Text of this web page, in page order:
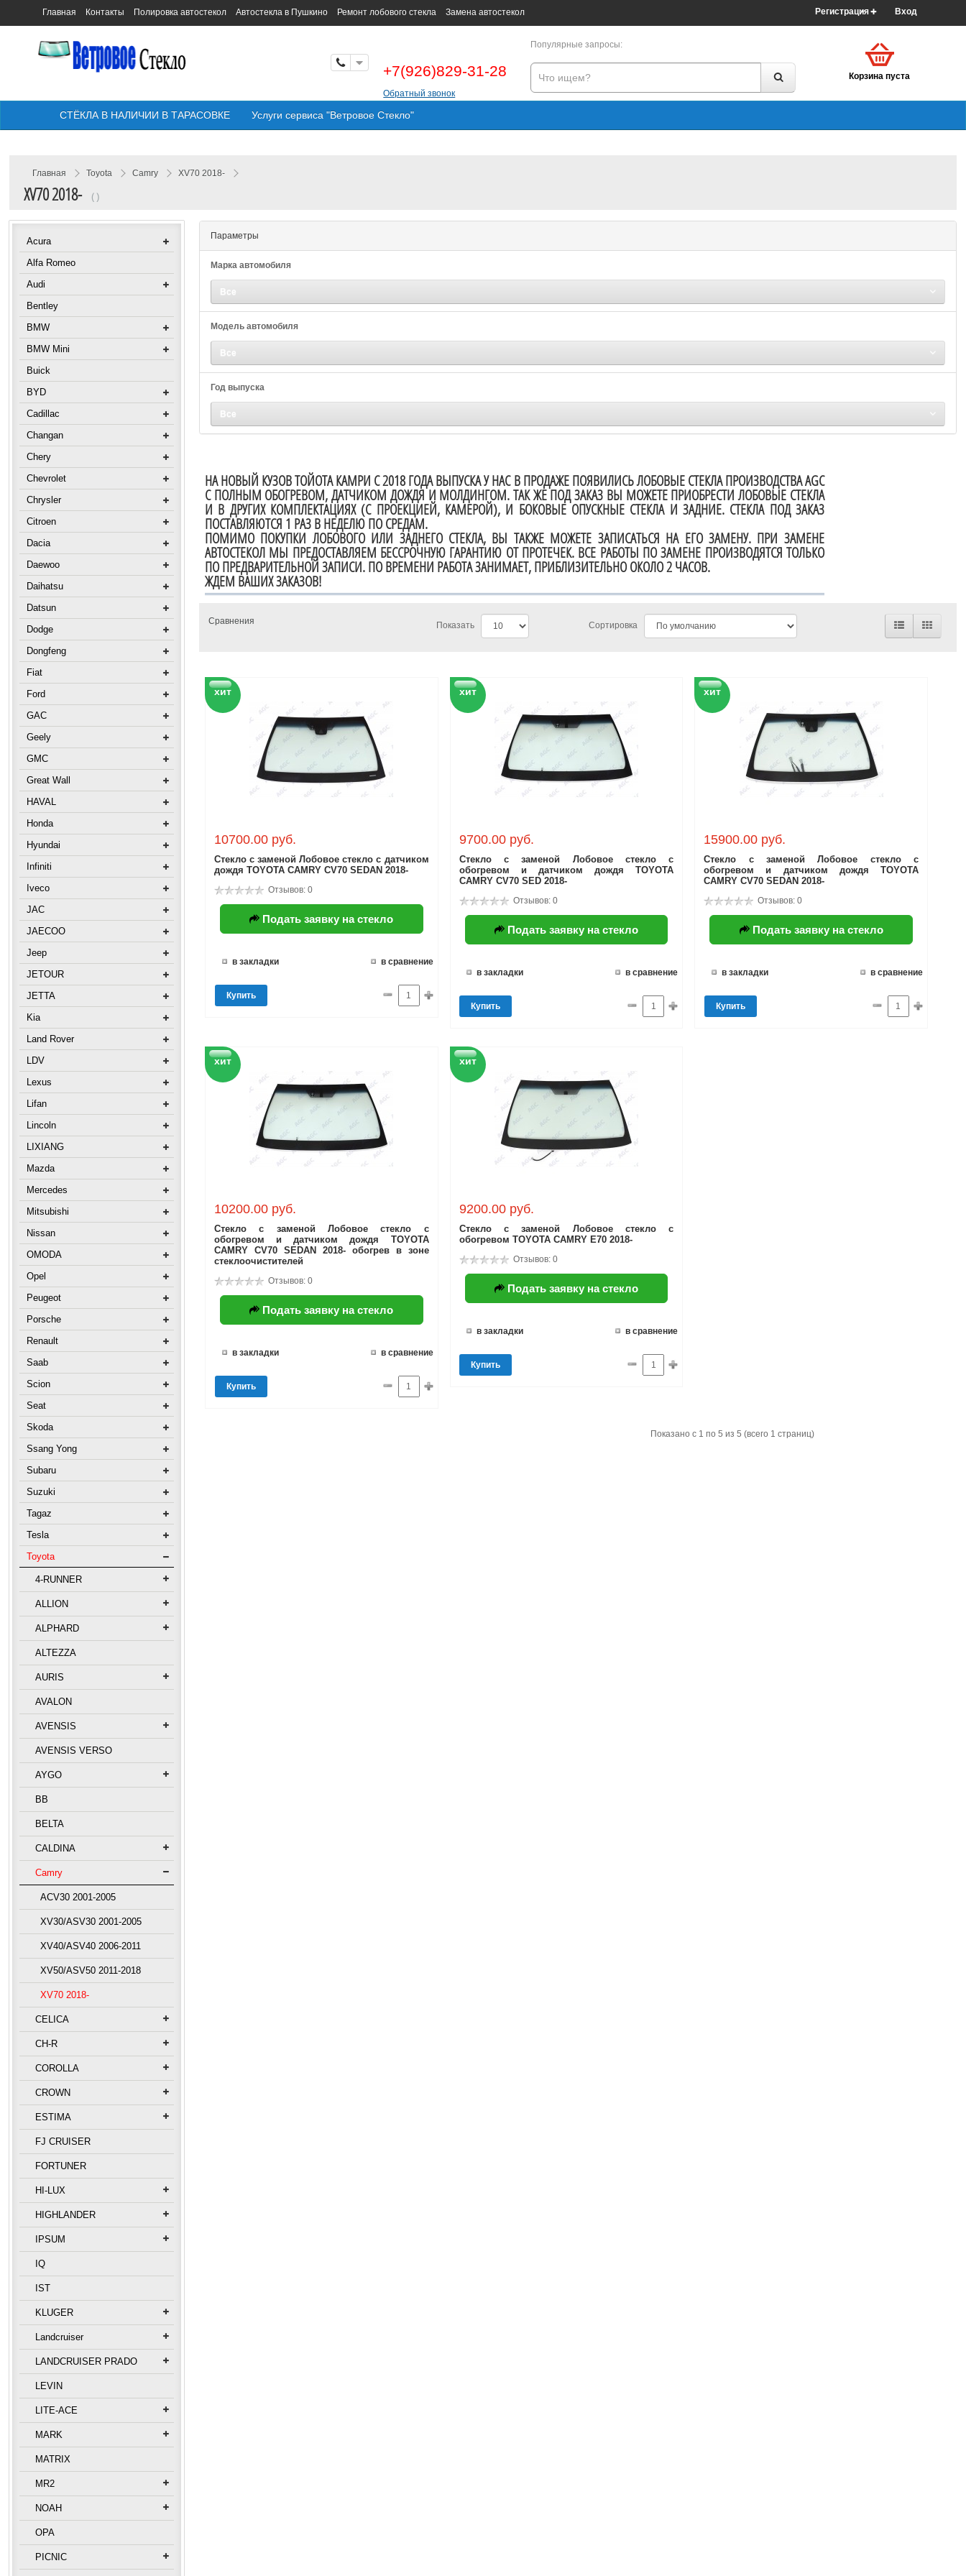
Главная Контакты Полировка автостекол Автостекла в Пушкино Ремонт лобового стекла Замена автостекол Вход
Регистрация
Корзина пуста
Популярные запросы:
+7(926)829-31-28
Обратный звонок
СТЁКЛА В НАЛИЧИИ В ТАРАСОВКЕ Услуги сервиса "Ветровое Стекло"
Главная Toyota Camry XV70 2018-
XV70 2018- ( )
Acura
Alfa Romeo
Audi
Bentley
BMW
BMW Mini
Buick
BYD
Cadillac
Changan
Chery
Chevrolet
Chrysler
Citroen
Dacia
Daewoo
Daihatsu
Datsun
Dodge
Dongfeng
Fiat
Ford
GAC
Geely
GMC
Great Wall
HAVAL
Honda
Hyundai
Infiniti
Iveco
JAC
JAECOO
Jeep
JETOUR
JETTA
Kia
Land Rover
LDV
Lexus
Lifan
Lincoln
LIXIANG
Mazda
Mercedes
Mitsubishi
Nissan
OMODA
Opel
Peugeot
Porsche
Renault
Saab
Scion
Seat
Skoda
Ssang Yong
Subaru
Suzuki
Tagaz
Tesla
Toyota
4-RUNNER
ALLION
ALPHARD
ALTEZZA
AURIS
AVALON
AVENSIS
AVENSIS VERSO
AYGO
BB
BELTA
CALDINA
Camry
ACV30 2001-2005
XV30/ASV30 2001-2005
XV40/ASV40 2006-2011
XV50/ASV50 2011-2018
XV70 2018-
CELICA
CH-R
COROLLA
CROWN
ESTIMA
FJ CRUISER
FORTUNER
HI-LUX
HIGHLANDER
IPSUM
IQ
IST
KLUGER
Landcruiser
LANDCRUISER PRADO
LEVIN
LITE-ACE
MARK
MATRIX
MR2
NOAH
OPA
PICNIC
Параметры
Марка автомобиля
Все
Модель автомобиля
Все
Год выпуска
Все
НА НОВЫЙ КУЗОВ ТОЙОТА КАМРИ С 2018 ГОДА ВЫПУСКА У НАС В ПРОДАЖЕ ПОЯВИЛИСЬ ЛОБОВЫЕ СТЕКЛА ПРОИЗВОДСТВА AGC
С ПОЛНЫМ ОБОГРЕВОМ, ДАТЧИКОМ ДОЖДЯ И МОЛДИНГОМ. ТАК ЖЕ ПОД ЗАКАЗ ВЫ МОЖЕТЕ ПРИОБРЕСТИ ЛОБОВЫЕ СТЕКЛА
И В ДРУГИХ КОМПЛЕКТАЦИЯХ (С ПРОЕКЦИЕЙ, КАМЕРОЙ), И БОКОВЫЕ ОПУСКНЫЕ СТЕКЛА И ЗАДНИЕ. СТЕКЛА ПОД ЗАКАЗ
ПОСТАВЛЯЮТСЯ 1 РАЗ В НЕДЕЛЮ ПО СРЕДАМ.
ПОМИМО ПОКУПКИ ЛОБОВОГО ИЛИ ЗАДНЕГО СТЕКЛА, ВЫ ТАКЖЕ МОЖЕТЕ ЗАПИСАТЬСЯ НА ЕГО ЗАМЕНУ. ПРИ ЗАМЕНЕ
АВТОСТЕКОЛ МЫ ПРЕДОСТАВЛЯЕМ БЕССРОЧНУЮ ГАРАНТИЮ ОТ ПРОТЕЧЕК. ВСЕ РАБОТЫ ПО ЗАМЕНЕ ПРОИЗВОДЯТСЯ ТОЛЬКО
ПО ПРЕДВАРИТЕЛЬНОЙ ЗАПИСИ. ПО ВРЕМЕНИ РАБОТА ЗАНИМАЕТ, ПРИБЛИЗИТЕЛЬНО ОКОЛО 2 ЧАСОВ.
ЖДЕМ ВАШИХ ЗАКАЗОВ!
Сравнения Сортировка
Показать
хит
10700.00 руб.
Стекло с заменой Лобовое стекло с датчиком
дождя TOYOTA CAMRY CV70 SEDAN 2018-
Отзывов: 0
Подать заявку на стекло
в закладки в сравнение
Купить
хит
9700.00 руб.
Стекло с заменой Лобовое стекло с
обогревом и датчиком дождя TOYOTA
CAMRY CV70 SED 2018-
Отзывов: 0
Подать заявку на стекло
в закладки в сравнение
Купить
хит
15900.00 руб.
Стекло с заменой Лобовое стекло с
обогревом и датчиком дождя TOYOTA
CAMRY CV70 SEDAN 2018-
Отзывов: 0
Подать заявку на стекло
в закладки в сравнение
Купить
хит
10200.00 руб.
Стекло с заменой Лобовое стекло с
обогревом и датчиком дождя TOYOTA
CAMRY CV70 SEDAN 2018- обогрев в зоне
стеклоочистителей
Отзывов: 0
Подать заявку на стекло
в закладки в сравнение
Купить
хит
9200.00 руб.
Стекло с заменой Лобовое стекло с
обогревом TOYOTA CAMRY E70 2018-
Отзывов: 0
Подать заявку на стекло
в закладки в сравнение
Купить
Показано с 1 по 5 из 5 (всего 1 страниц)